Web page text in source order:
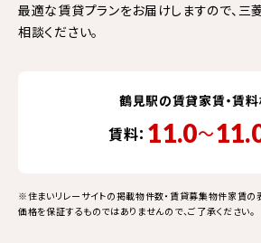
最適な賃貸プランをお届けしますので、三
相談ください。
鶴見駅の賃貸家賃・賃
賃料： 11.0〜
※住まいリレーサイトの掲載物件数・賃貸募集物件家賃の
価格を保証するものではありませんので、ご了承ください。